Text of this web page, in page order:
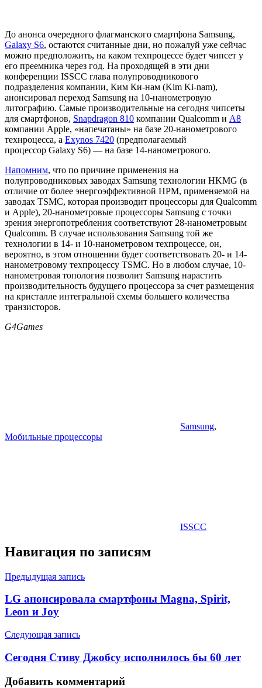
До анонса очередного флагманского смартфона Samsung,
Galaxy S6, остаются считанные дни, но пожалуй уже сейчас
можно предположить, на каком техпроцессе будет чипсет у
его преемника через год. На проходящей в эти дни
конференции ISSCC глава полупроводникового
подразделения компании, Ким Ки-нам (Kim Ki-nam),
анонсировал переход Samsung на 10-нанометровую
литографию. Самые производительные на сегодня чипсеты
для смартфонов, Snapdragon 810 компании Qualcomm и A8
компании Apple, «напечатаны» на базе 20-нанометрового
технроцесса, а Exynos 7420 (предполагаемый
процессор Galaxy S6) — на базе 14-нанометрового.
Напомним, что по причине применения на
полупроводниковых заводах Samsung технологии HKMG (в
отличие от более энергоэффективной HPM, применяемой на
заводах TSMC, которая производит процессоры для Qualcomm
и Apple), 20-нанометровые процессоры Samsung с точки
зрения энергопотребления соответствуют 28-нанометровым
Qualcomm. В случае использования Samsung той же
технологии в 14- и 10-нанометровом техпроцессе, он,
вероятно, в этом отношении будет соответствовать 20- и 14-
нанометровому техпроцессу TSMC. Но в любом случае, 10-
нанометровая топология позволит Samsung нарастить
производительность будущего процессора за счет размещения
на кристалле интегральной схемы большего количества
транзисторов.
G4Games
Samsung,
Мобильные процессоры
ISSCC
Навигация по записям
Предыдущая запись
LG анонсировала смартфоны Magna, Spirit,
Leon и Joy
Следующая запись
Сегодня Стиву Джобсу исполнилось бы 60 лет
Добавить комментарий